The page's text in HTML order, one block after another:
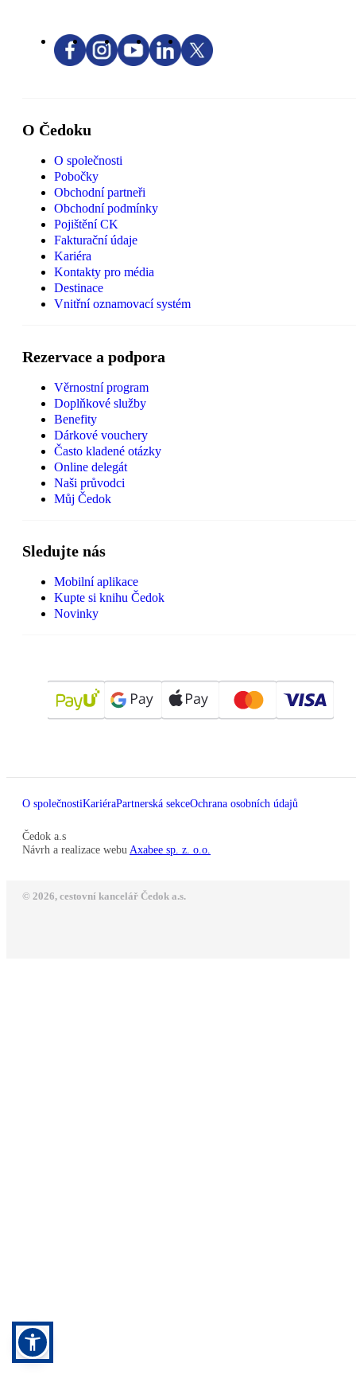
O Čedoku
O společnosti
Pobočky
Obchodní partneři
Obchodní podmínky
Pojištění CK
Fakturační údaje
Kariéra
Kontakty pro média
Destinace
Vnitřní oznamovací systém
Rezervace a podpora
Věrnostní program
Doplňkové služby
Benefity
Dárkové vouchery
Často kladené otázky
Online delegát
Naši průvodci
Můj Čedok
Sledujte nás
Mobilní aplikace
Kupte si knihu Čedok
Novinky
O společnostiKariéraPartnerská sekceOchrana osobních údajů
Čedok a.s
Návrh a realizace webu Axabee sp. z. o.o.
© 2026, cestovní kancelář Čedok a.s.